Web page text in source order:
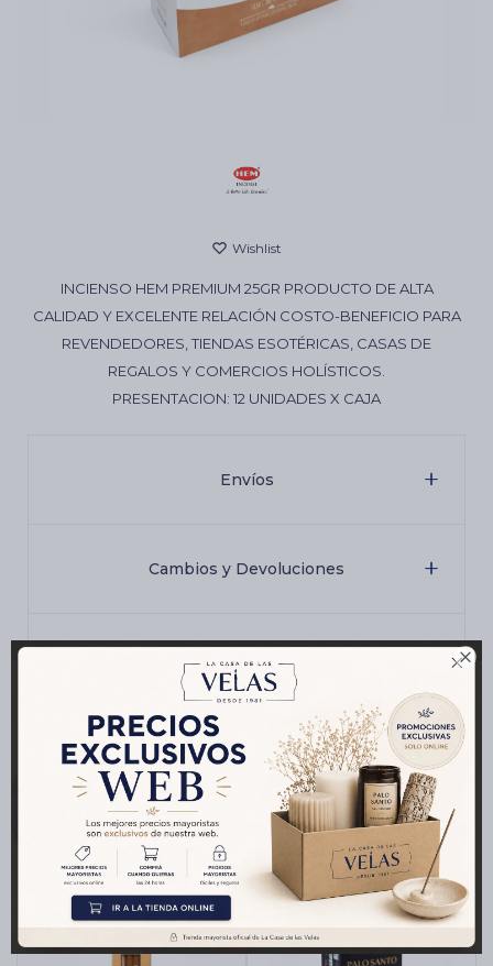

INCIENSO HEM PREMIUM 25GR PRODUCTO DE ALTA
CALIDAD Y EXCELENTE RELACIÓN COSTO-BENEFICIO PARA
REVENDEDORES, TIENDAS ESOTÉRICAS, CASAS DE
REGALOS Y COMERCIOS HOLÍSTICOS.
PRESENTACION: 12 UNIDADES X CAJA
Envíos
Cambios y Devoluciones
Medios de pago
Productos que te pueden interesar
Aromatizantes de ambientes
Artículos Esotéricos